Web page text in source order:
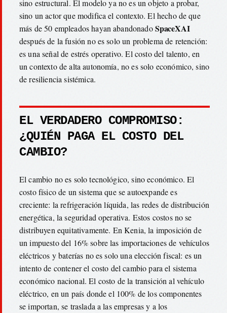
sino estructural. El modelo ya no es un objeto a probar,
sino un actor que modifica el contexto. El hecho de que
más de 50 empleados hayan abandonadoSpaceXAI
después de la fusión no es solo un problema de retención:
es una señal de estrés operativo. El costo del talento, en
un contexto de alta autonomía, no es solo económico, sino
de resiliencia sistémica.
EL VERDADERO COMPROMISO:
¿QUIÉN PAGA EL COSTO DEL
CAMBIO?
El cambio no es solo tecnológico, sino económico. El
costo físico de un sistema que se autoexpande es
creciente: la refrigeración líquida, las redes de distribución
energética, la seguridad operativa. Estos costos no se
distribuyen equitativamente. En Kenia, la imposición de
un impuesto del 16% sobre las importaciones de vehículos
eléctricos y baterías no es solo una elección fiscal: es un
intento de contener el costo del cambio para el sistema
económico nacional. El costo de la transición al vehículo
eléctrico, en un país donde el 100% de los componentes
se importan, se traslada a las empresas y a los